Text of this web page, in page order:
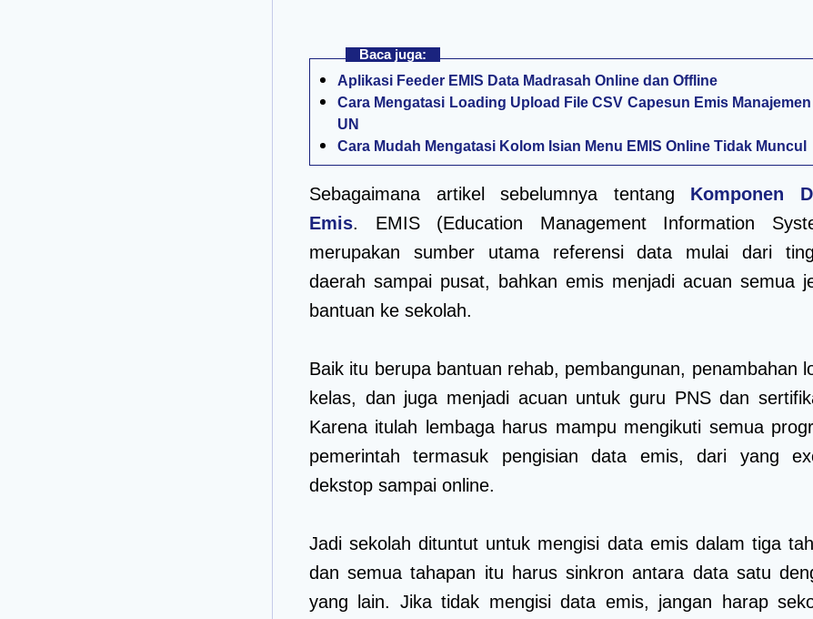
Baca juga:
Aplikasi Feeder EMIS Data Madrasah Online dan Offline
Cara Mengatasi Loading Upload File CSV Capesun Emis Manajemen
UN
Cara Mudah Mengatasi Kolom Isian Menu EMIS Online Tidak Muncul
Sebagaimana artikel sebelumnya tentang Komponen
Emis. EMIS (Education Management Information
merupakan sumber utama referensi data mulai dari
daerah sampai pusat, bahkan emis menjadi acuan semua
bantuan ke sekolah.
Baik itu berupa bantuan rehab, pembangunan, penambahan
kelas, dan juga menjadi acuan untuk guru PNS dan
Karena itulah lembaga harus mampu mengikuti semua
pemerintah termasuk pengisian data emis, dari yang
dekstop sampai online.
Jadi sekolah dituntut untuk mengisi data emis dalam tiga
dan semua tahapan itu harus sinkron antara data satu
yang lain. Jika tidak mengisi data emis, jangan harap